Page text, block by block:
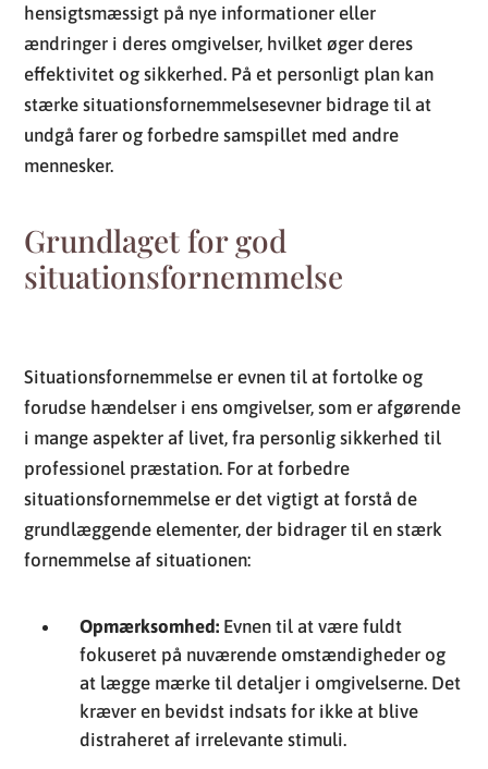
hensigtsmæssigt på nye informationer eller
ændringer i deres omgivelser, hvilket øger deres
effektivitet og sikkerhed. På et personligt plan kan
stærke situationsfornemmelsesevner bidrage til at
undgå farer og forbedre samspillet med andre
mennesker.
Grundlaget for god
situationsfornemmelse
Situationsfornemmelse er evnen til at fortolke og
forudse hændelser i ens omgivelser, som er afgørende
i mange aspekter af livet, fra personlig sikkerhed til
professionel præstation. For at forbedre
situationsfornemmelse er det vigtigt at forstå de
grundlæggende elementer, der bidrager til en stærk
fornemmelse af situationen:
Opmærksomhed: Evnen til at være fuldt
fokuseret på nuværende omstændigheder og
at lægge mærke til detaljer i omgivelserne. Det
kræver en bevidst indsats for ikke at blive
distraheret af irrelevante stimuli.